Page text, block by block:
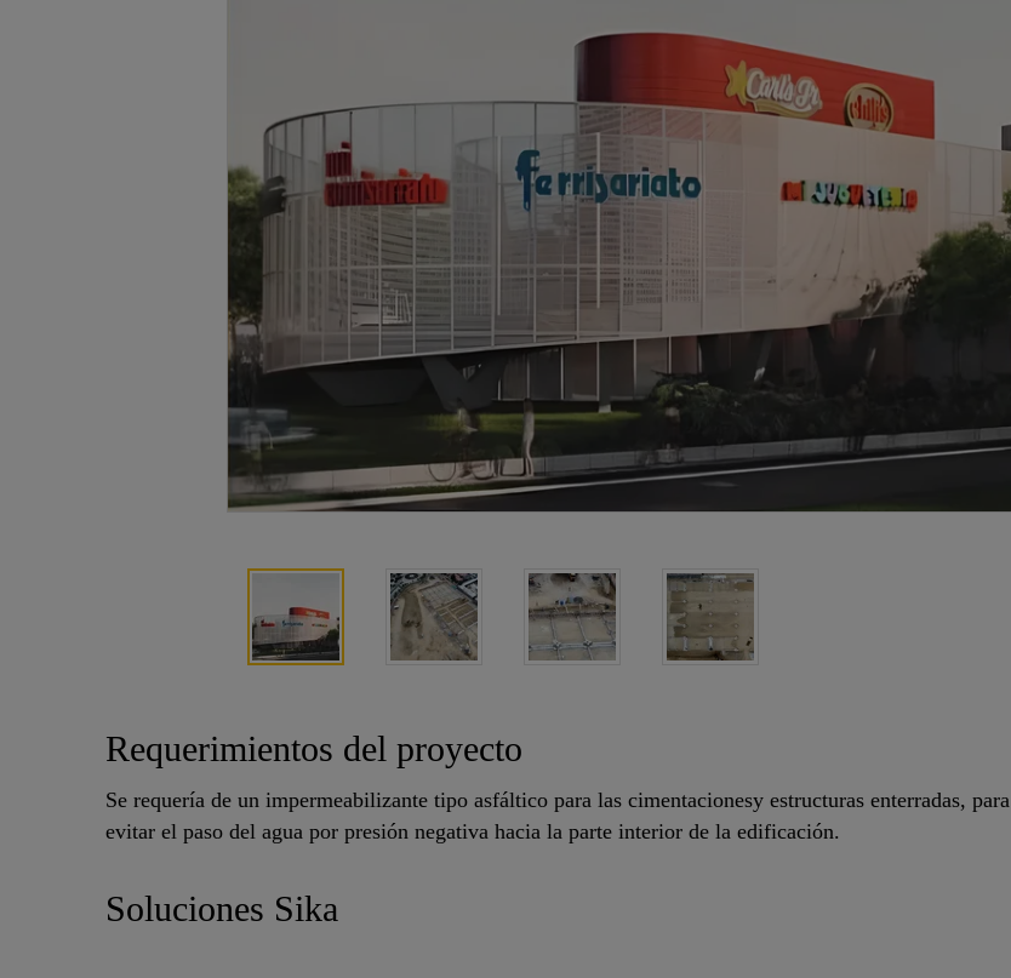
Requerimientos del proyecto
Se requería de un impermeabilizante tipo asfáltico para las cimentacionesy estructuras enterradas, para
evitar el paso del agua por presión negativa hacia la parte interior de la edificación.
Soluciones Sika